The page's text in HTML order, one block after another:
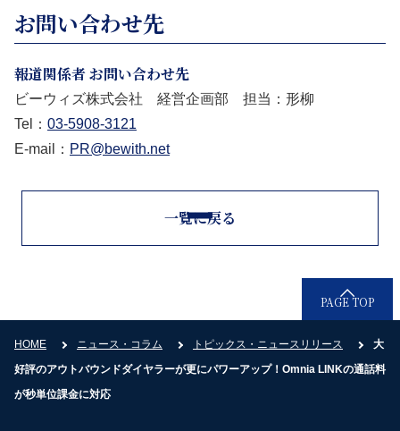
お問い合わせ先
報道関係者 お問い合わせ先
ビーウィズ株式会社 経営企画部 担当：形柳
Tel： 03-5908-3121
E-mail： PR@bewith.net
一覧に戻る
HOME ニュース・コラム トピックス・ニュースリリース
大
好評のアウトバウンドダイヤラーが更にパワーアップ！Omnia LINKの通話料
が秒単位課金に対応
PAGE TOP